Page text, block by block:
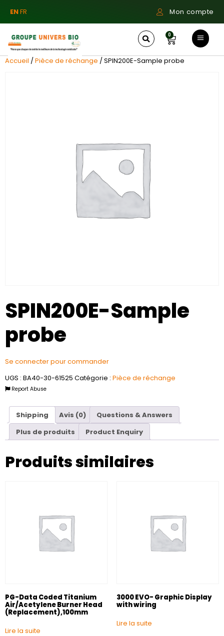
ENFR Mon compte
0
Accueil /Pièce de réchange / SPIN200E-Sample probe
SPIN200E-Sample
probe
Se connecter pour commander
UGS : BA40-30-61525 Catégorie : Pièce de réchange
Report Abuse
Shipping Avis (0)
Questions & Answers
Plus de produits
Product Enquiry
Produits similaires
PG-Data Coded Titanium
Air/Acetylene Burner Head
(Replacement),100mm
Lire la suite
3000 EVO- Graphic Display
with wiring
Lire la suite